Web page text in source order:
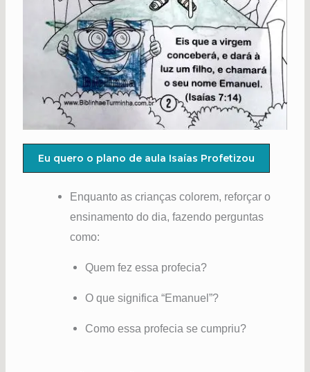
Eu quero o plano de aula Isaías Profetizou
Enquanto as crianças colorem, reforçar o
ensinamento do dia, fazendo perguntas
como:
Quem fez essa profecia?
O que significa “Emanuel”?
Como essa profecia se cumpriu?